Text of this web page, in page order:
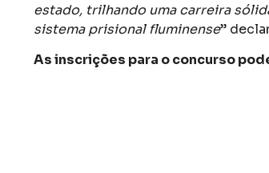
estado, trilhando uma carreira
sistema prisional fluminense”
As inscrições para o concurso